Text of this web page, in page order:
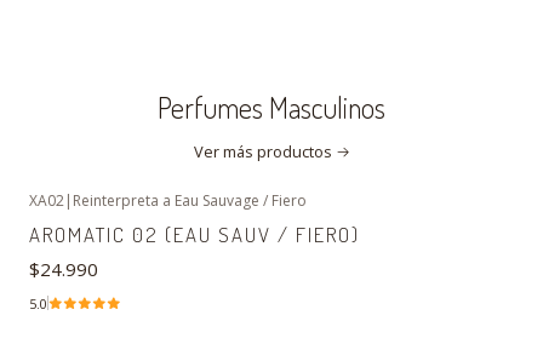
Perfumes Masculinos
Ver más productos
XA02 Reinterpreta a Eau Sauvage / Fiero
AROMATIC 02 (EAU SAUV / FIERO)
$24.990
5.0